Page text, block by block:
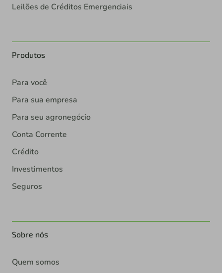
Leilões de Créditos Emergenciais
Produtos
Para você
Para sua empresa
Para seu agronegócio
Conta Corrente
Crédito
Investimentos
Seguros
Sobre nós
Quem somos